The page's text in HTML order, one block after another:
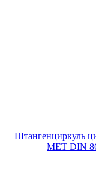
Штангенциркуль
MET DIN